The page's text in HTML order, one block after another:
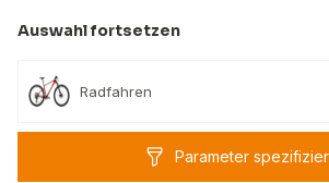
Auswahl fortsetzen
Radfahren
Parameter